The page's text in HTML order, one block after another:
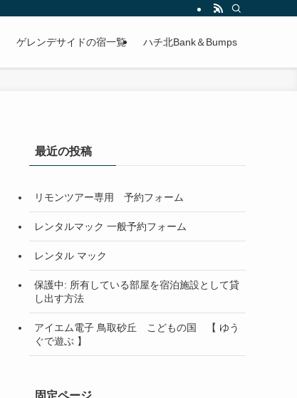
ゲレンデサイドの宿一覧 ハチ北Bank＆Bumps
最近の投稿
リモンツアー専用 予約フォーム
レンタルマック 一般予約フォーム
レンタル マック
保護中: 所有している部屋を宿泊施設として貸
し出す方法
アイエム電子 鳥取砂丘 こどもの国 【 ゆう
ぐで遊ぶ 】
固定ページ